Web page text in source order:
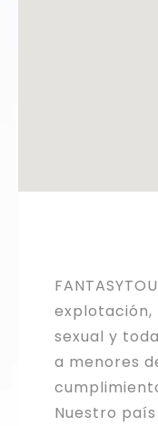
sexual y
a menores
Nuestro